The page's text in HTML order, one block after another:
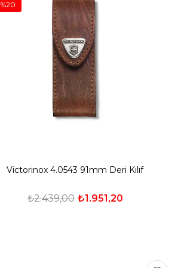
Victorinox 4.0543 91mm Deri Kılıf
₺1.951,20
₺2.439,00
%20